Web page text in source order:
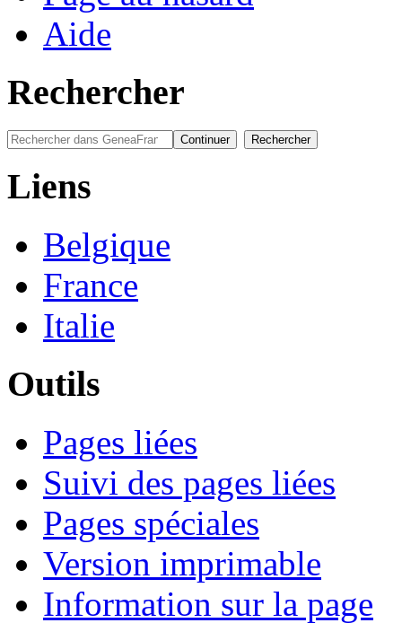
Aide
Rechercher
Liens
Belgique
France
Italie
Outils
Pages liées
Suivi des pages liées
Pages spéciales
Version imprimable
Information sur la page